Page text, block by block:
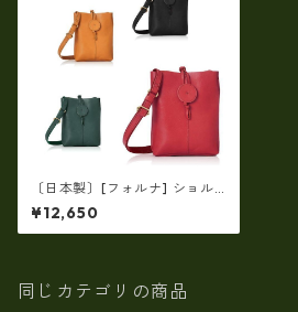
〔日本製〕[フォルナ] ショル
ダーバッグ FS ラマナカーフ縦
型ショルダー fo-‎ 224778
¥12,650
同じカテゴリの商品